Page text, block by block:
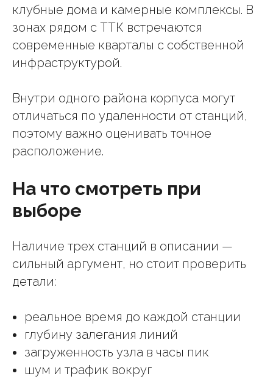
клубные дома и камерные комплексы. В
зонах рядом с ТТК встречаются
современные кварталы с собственной
инфраструктурой.
Внутри одного района корпуса могут
отличаться по удаленности от станций,
поэтому важно оценивать точное
расположение.
На что смотреть при
выборе
Наличие трех станций в описании —
сильный аргумент, но стоит проверить
детали:
реальное время до каждой станции
глубину залегания линий
загруженность узла в часы пик
шум и трафик вокруг